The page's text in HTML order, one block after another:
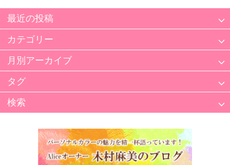
最近の投稿
カテゴリー
月別アーカイブ
タグ
検索